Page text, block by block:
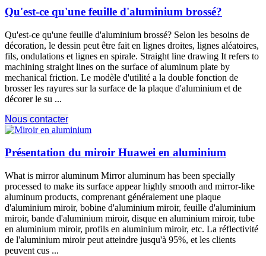
Qu'est-ce qu'une feuille d'aluminium brossé?
Qu'est-ce qu'une feuille d'aluminium brossé? Selon les besoins de
décoration, le dessin peut être fait en lignes droites, lignes aléatoires,
fils, ondulations et lignes en spirale. Straight line drawing It refers to
machining straight lines on the surface of aluminum plate by
mechanical friction. Le modèle d'utilité a la double fonction de
brosser les rayures sur la surface de la plaque d'aluminium et de
décorer le su ...
Nous contacter
Présentation du miroir Huawei en aluminium
What is mirror aluminum Mirror aluminum has been specially
processed to make its surface appear highly smooth and mirror-like
aluminum products, comprenant généralement une plaque
d'aluminium miroir, bobine d'aluminium miroir, feuille d'aluminium
miroir, bande d'aluminium miroir, disque en aluminium miroir, tube
en aluminium miroir, profils en aluminium miroir, etc. La réflectivité
de l'aluminium miroir peut atteindre jusqu'à 95%, et les clients
peuvent cus ...